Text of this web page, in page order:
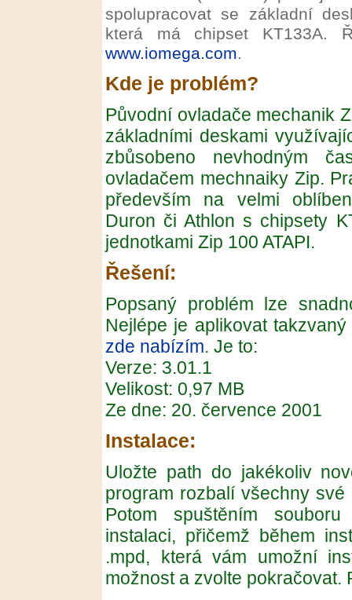
spolupracovat se základní
která má chipset KT133A.
www.iomega.com.
Kde je problém?
Původní ovladače mechanik
základními deskami
zbůsobeno nevhodným
ovladačem mechnaiky Zip.
především na velmi
Duron či Athlon s chipsety
jednotkami Zip 100 ATAPI.
Řešení:
Popsaný problém lze
Nejlépe je aplikovat
zde nabízím. Je to:
Verze: 3.01.1
Velikost: 0,97 MB
Ze dne: 20. července 2001
Instalace:
Uložte path do jakékoliv
program rozbalí všechny
Potom spuštěním
instalaci, přičemž během
.mpd, která vám umožní
možnost a zvolte pokračovat.